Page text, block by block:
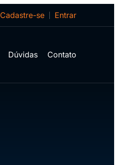
Cadastre-se Entrar
Dúvidas Contato